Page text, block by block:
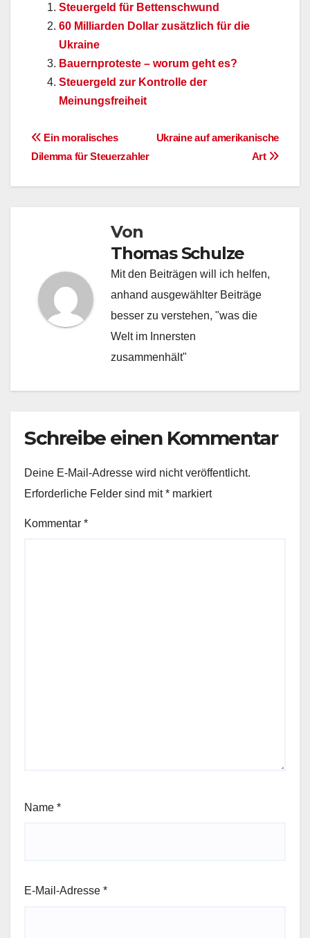
Steuergeld für Bettenschwund
60 Milliarden Dollar zusätzlich für die
Ukraine
Bauernproteste – worum geht es?
Steuergeld zur Kontrolle der
Meinungsfreiheit
Beitragsnavigation
Ukraine auf amerikanische
Art
Ein moralisches
Dilemma für Steuerzahler
Von
Thomas Schulze
Mit den Beiträgen will ich helfen,
anhand ausgewählter Beiträge
besser zu verstehen, "was die
Welt im Innersten
zusammenhält"
Schreibe einen Kommentar
Deine E-Mail-Adresse wird nicht veröffentlicht.
Erforderliche Felder sind mit* markiert
Kommentar *
Name *
E-Mail-Adresse *